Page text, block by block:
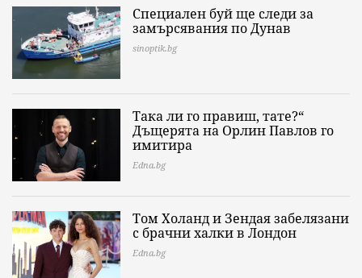
Специален буй ще следи за
замърсявания по Дунав
sinoptik.bg
Така ли го правиш, тате?“
Дъщерята на Орлин Павлов го
имитира
Edna.bg
Том Холанд и Зендая забелязани
с брачни халки в Лондон
Edna.bg